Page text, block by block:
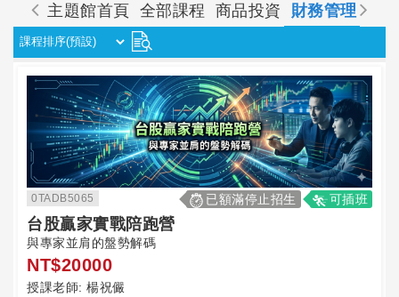
主題館首頁 全部課程 商品投資 財務管理 不
0TADB5065 可插班
已額滿停止招生
台股贏家實戰陪跑營
與專家並肩的盤勢解碼
NT$20000
授課老師: 楊祝儼